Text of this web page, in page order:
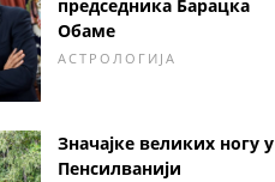
председника Барацка
Обаме
АСТРОЛОГИЈА
Значајке великих ногу у
Пенсилванији